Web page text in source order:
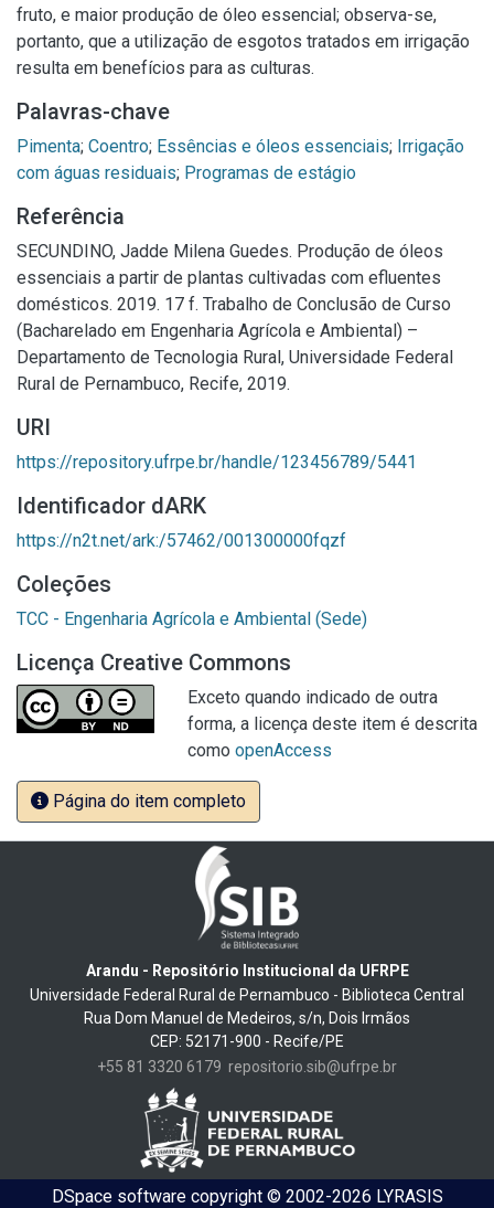
fruto, e maior produção de óleo essencial; observa-se,
portanto, que a utilização de esgotos tratados em irrigação
resulta em benefícios para as culturas.
Palavras-chave
Pimenta; Coentro; Essências e óleos essenciais; Irrigação
com águas residuais; Programas de estágio
Referência
SECUNDINO, Jadde Milena Guedes. Produção de óleos
essenciais a partir de plantas cultivadas com efluentes
domésticos. 2019. 17 f. Trabalho de Conclusão de Curso
(Bacharelado em Engenharia Agrícola e Ambiental) –
Departamento de Tecnologia Rural, Universidade Federal
Rural de Pernambuco, Recife, 2019.
URI
https://repository.ufrpe.br/handle/123456789/5441
Identificador dARK
https://n2t.net/ark:/57462/001300000fqzf
Coleções
TCC - Engenharia Agrícola e Ambiental (Sede)
Licença Creative Commons
Exceto quando indicado de outra
forma, a licença deste item é descrita
como openAccess
Página do item completo
Arandu - Repositório Institucional da UFRPE
Universidade Federal Rural de Pernambuco - Biblioteca Central
Rua Dom Manuel de Medeiros, s/n, Dois Irmãos
CEP: 52171-900 - Recife/PE
+55 81 3320 6179 repositorio.sib@ufrpe.br
DSpace softwarecopyright © 2002-2026 LYRASIS